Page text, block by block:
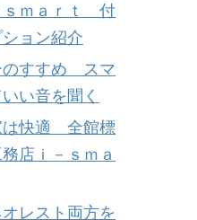
ｓｍａｒｔ 付
ョン紹介
のすすめ スマ
い音を聞く
は快適 全館標
店ｉ－ｓｍａ
レスト両方を